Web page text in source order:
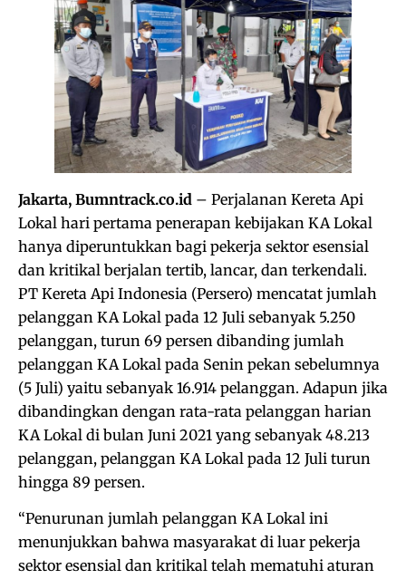
Jakarta, Bumntrack.co.id – Perjalanan Kereta Api
Lokal hari pertama penerapan kebijakan KA Lokal
hanya diperuntukkan bagi pekerja sektor esensial
dan kritikal berjalan tertib, lancar, dan terkendali.
PT Kereta Api Indonesia (Persero) mencatat jumlah
pelanggan KA Lokal pada 12 Juli sebanyak 5.250
pelanggan, turun 69 persen dibanding jumlah
pelanggan KA Lokal pada Senin pekan sebelumnya
(5 Juli) yaitu sebanyak 16.914 pelanggan. Adapun jika
dibandingkan dengan rata-rata pelanggan harian
KA Lokal di bulan Juni 2021 yang sebanyak 48.213
pelanggan, pelanggan KA Lokal pada 12 Juli turun
hingga 89 persen.
“Penurunan jumlah pelanggan KA Lokal ini
menunjukkan bahwa masyarakat di luar pekerja
sektor esensial dan kritikal telah mematuhi aturan